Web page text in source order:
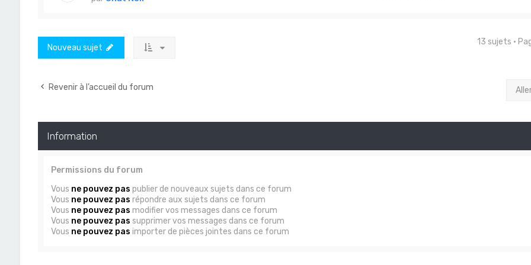
Nouveau sujet
13 sujets •
Revenir à l’accueil du forum
Information
Permissions du forum
Vous ne pouvez pas publier de nouveaux sujets dans ce forum
Vous ne pouvez pas répondre aux sujets dans ce forum
Vous ne pouvez pas modifier vos messages dans ce forum
Vous ne pouvez pas supprimer vos messages dans ce forum
Vous ne pouvez pas importer de pièces jointes dans ce forum